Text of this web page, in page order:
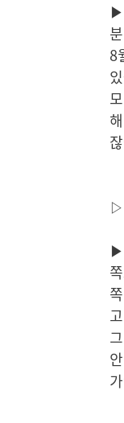
▶
8
▷
▶